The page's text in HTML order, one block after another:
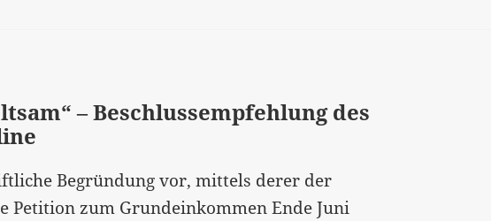
– Beschlussempfehlung des
Begründung vor, mittels derer der
Petition zum Grundeinkommen Ende Juni